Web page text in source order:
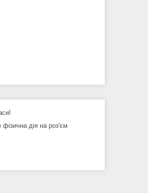
дія на роз'єм